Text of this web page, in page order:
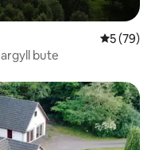
5 (79)
Bed & Breakfast Bridge of Orchy argyll bute